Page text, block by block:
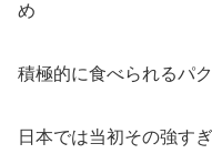
め
積極的に食べられるパ
日本では当初その強す